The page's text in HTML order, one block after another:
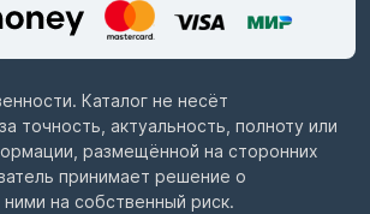
Каталог не несёт
точность, актуальность, полноту или
размещённой на сторонних
принимает решение о
на собственный риск.